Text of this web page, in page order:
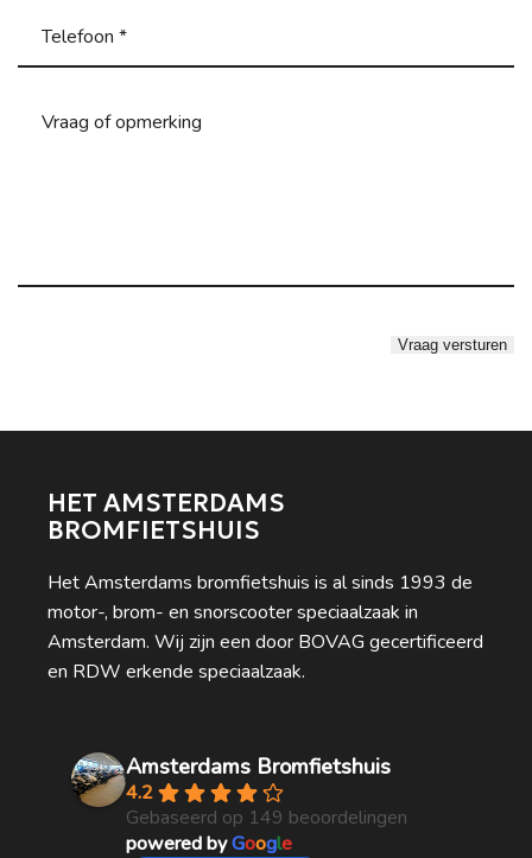
HET AMSTERDAMS
BROMFIETSHUIS
Het Amsterdams bromfietshuis is al sinds 1993 de
motor-, brom- en snorscooter speciaalzaak in
Amsterdam. Wij zijn een door BOVAG gecertificeerd
en RDW erkende speciaalzaak.
Amsterdams Bromfietshuis
4.2
Gebaseerd op 149 beoordelingen
powered byGoogle